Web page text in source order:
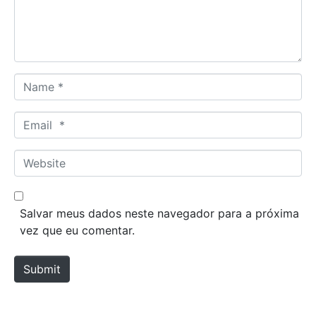
a
m
*
m
a
*
W
e
b
e
Salvar meus dados neste navegador para a próxima
vez que eu comentar.
Submit